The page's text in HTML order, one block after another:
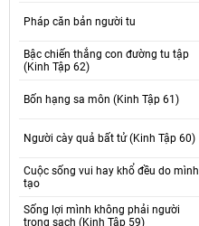
Pháp căn bản người tu
Bậc chiến thắng con đường tu tập
(Kinh Tập 62)
Bốn hạng sa môn (Kinh Tập 61)
Người cày quả bất tử (Kinh Tập 60)
Cuộc sống vui hay khổ đều do mình
tạo
Sống lợi mình không phải người
trong sạch (Kinh Tập 59)